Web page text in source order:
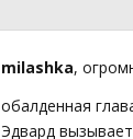
milashka,
обалденная
Эдвард